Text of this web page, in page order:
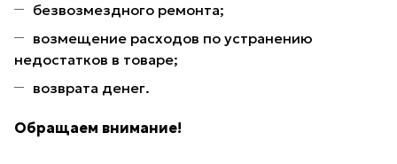
безвозмездного ремонта;
возмещение расходов по устранению
недостатков в товаре;
возврата денег.
Обращаем внимание!